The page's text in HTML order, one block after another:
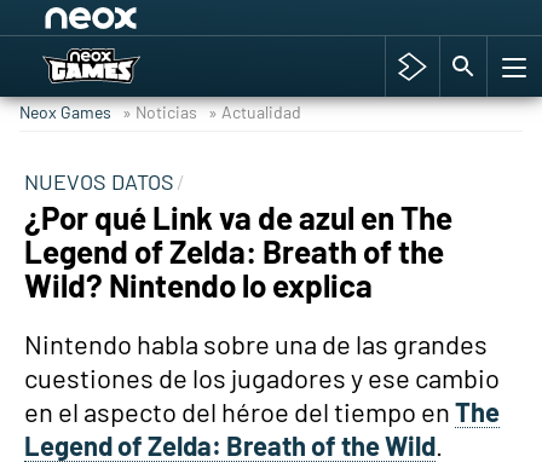
Hyrule Warriors: La Era del Cataclismo
Cyberpunk 2077
Hyrule Warriors
Asia peculiar tradición
Neox Games » Noticias » Actualidad
NUEVOS DATOS
¿Por qué Link va de azul en The
Legend of Zelda: Breath of the
Wild? Nintendo lo explica
Nintendo habla sobre una de las grandes
cuestiones de los jugadores y ese cambio
en el aspecto del héroe del tiempo enThe
Legend of Zelda: Breath of the Wild